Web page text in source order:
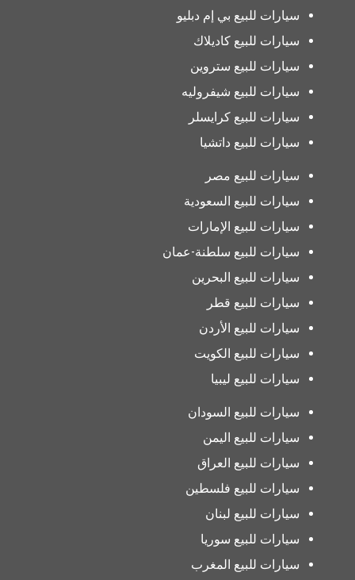
سيارات للبيع بي إم دبليو
سيارات للبيع كاديلاك
سيارات للبيع ستروين
سيارات للبيع شيفروليه
سيارات للبيع كرايسلر
سيارات للبيع داتشيا
سيارات للبيع مصر
سيارات للبيع السعودية
سيارات للبيع الإمارات
سيارات للبيع سلطنة-عمان
سيارات للبيع البحرين
سيارات للبيع قطر
سيارات للبيع الأردن
سيارات للبيع الكويت
سيارات للبيع ليبيا
سيارات للبيع السودان
سيارات للبيع اليمن
سيارات للبيع العراق
سيارات للبيع فلسطين
سيارات للبيع لبنان
سيارات للبيع سوريا
سيارات للبيع المغرب